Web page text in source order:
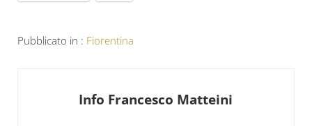
Pubblicato in : Fiorentina
Info Francesco Matteini